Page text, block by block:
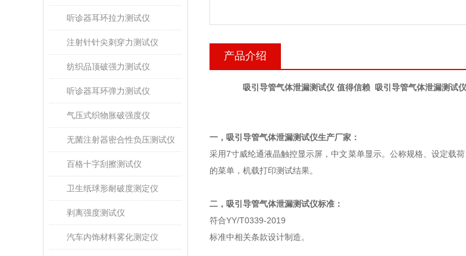
听诊器耳环拉力测试仪
注射针针尖刺穿力测试仪
纺织品顶破强力测试仪
听诊器耳环弹力测试仪
气压式织物胀破强度仪
无菌注射器密合性负压测试仪
百格十字刮擦测试仪
卫生纸球形耐破度测定仪
剥离强度测试仪
汽车内饰材料雾化测定仪
产品介绍
吸引导管气体泄漏测试仪 值得信赖 吸引导管气体泄漏测试
一， 吸引导管气体泄漏测试仪生产厂家：
采用7寸威纶通液晶触控显示屏，中文菜单显示。公称规格、设定载
的菜单，机载打印测试结果。
二， 吸引导管气体泄漏测试仪标准：
符合YY/T0339-2019
标准中相关条款设计制造。